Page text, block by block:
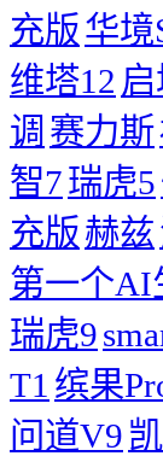
充版华境
维塔12
调 赛力斯
智7瑞虎5
充版赫兹
第一个AI
瑞虎9
T1 缤果
问道V9